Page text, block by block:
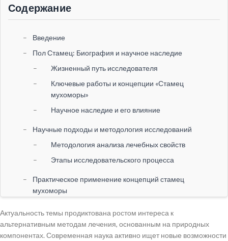
Содержание
Введение
Пол Стамец: Биография и научное наследие
Жизненный путь исследователя
Ключевые работы и концепции «Стамец
мухоморы»
Научное наследие и его влияние
Научные подходы и методология исследований
Методология анализа лечебных свойств
Этапы исследовательского процесса
Практическое применение концепций стамец
мухоморы
Технологические новации в исследованиях
Актуальность темы продиктована ростом интереса к
альтернативным методам лечения, основанным на природных
компонентах. Современная наука активно ищет новые возможности